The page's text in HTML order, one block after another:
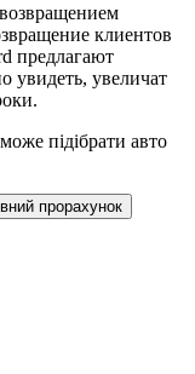
клиентов
предлагают
увидеть, увеличат
підібрати авто
прорахунок